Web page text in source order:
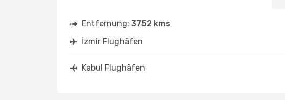
Entfernung: 3752 kms
İzmir Flughäfen
Kabul Flughäfen